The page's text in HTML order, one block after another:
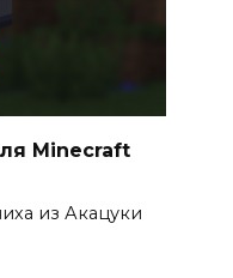
Minecraft
из Акацуки